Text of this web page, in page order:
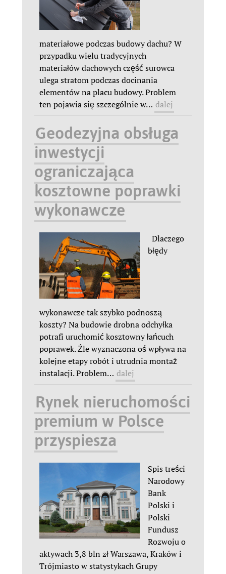
materiałowe podczas budowy dachu? W
przypadku wielu tradycyjnych
materiałów dachowych część surowca
ulega stratom podczas docinania
elementów na placu budowy. Problem
ten pojawia się szczególnie w… dalej
Geodezyjna obsługa
inwestycji
ograniczająca
kosztowne poprawki
wykonawcze
Dlaczego
błędy
wykonawcze tak szybko podnoszą
koszty? Na budowie drobna odchyłka
potrafi uruchomić kosztowny łańcuch
poprawek. Źle wyznaczona oś wpływa na
kolejne etapy robót i utrudnia montaż
instalacji. Problem… dalej
Rynek nieruchomości
premium w Polsce
przyspiesza
Spis treści
Narodowy
Bank
Polski i
Polski
Fundusz
Rozwoju o
aktywach 3,8 bln zł Warszawa, Kraków i
Trójmiasto w statystykach Grupy